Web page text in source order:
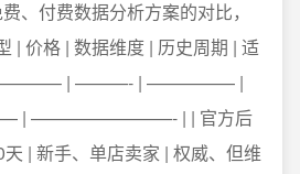
、付费数据分析方案的对比，
| 价格 | 数据维度 | 历史周期 | 适
| ————– | ———- | ————— |
————————- | | 官方后
| 新手、单店卖家 | 权威、但维